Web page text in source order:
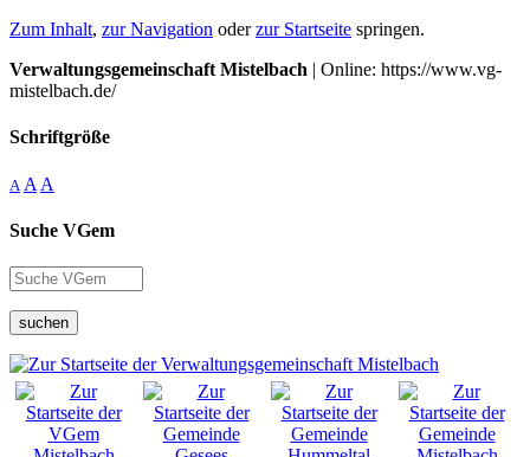
Zum Inhalt, zur Navigation oderzur Startseite springen.
Verwaltungsgemeinschaft Mistelbach | Online: https://www.vg-
mistelbach.de/
Schriftgröße
A A A
Suche VGem
suchen